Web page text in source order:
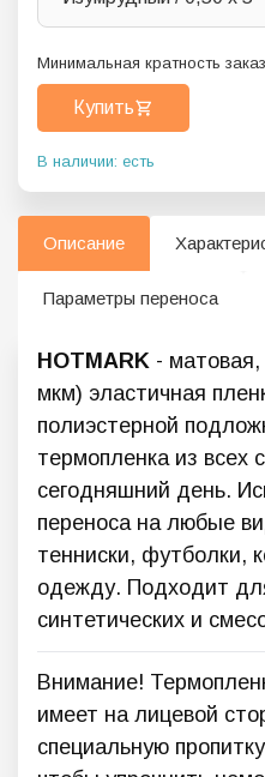
Минимальная кратность
Купить
В наличии: есть
Описание
Параметры переноса
HOTMARK - матовая,
мкм) эластичная
полиэстерной
термопленка из всех
сегодняшний день.
переноса на любые
тенниски, футболки,
одежду. Подходит
синтетических и
Внимание!
имеет на лицевой
специальную